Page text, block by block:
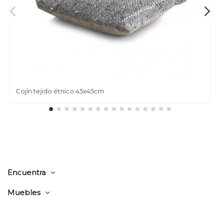
Cojín tejido étnico 45x45cm
Encuentra
Muebles